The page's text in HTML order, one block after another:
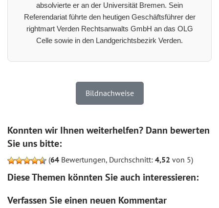
absolvierte er an der Universität Bremen. Sein
Referendariat führte den heutigen Geschäftsführer der
rightmart Verden Rechtsanwalts GmbH an das OLG
Celle sowie in den Landgerichtsbezirk Verden.
Bildnachweise
Konnten wir Ihnen weiterhelfen? Dann bewerten
Sie uns bitte:
(64 Bewertungen, Durchschnitt: 4,52 von 5)
Diese Themen könnten Sie auch interessieren:
Verfassen Sie einen neuen Kommentar